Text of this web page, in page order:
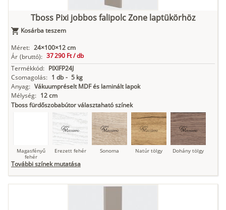
Antracit Matt fekete
Tboss Pixi jobbos falipolc Zone laptükörhöz
Kosárba teszem
Méret: 24×100×12 cm
Ár (bruttó): 37 290 Ft /db
Termékkód: PIXIFP24J
Csomagolás: 1 db - 5 kg
Anyag: Vákuumpréselt MDF és laminált lapok
Mélység: 12 cm
Tboss fürdőszobabútor választaható színek
Magasfényű
fehér
Erezett fehér Sonoma Natúr tölgy Dohány tölgy
További színek mutatása